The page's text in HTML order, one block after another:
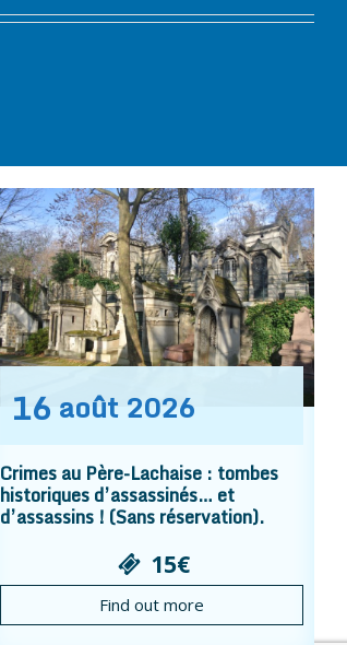
16 août 2026
Crimes au Père-Lachaise : tombes
historiques d’assassinés… et
d’assassins ! (Sans réservation).
15€
Find out more